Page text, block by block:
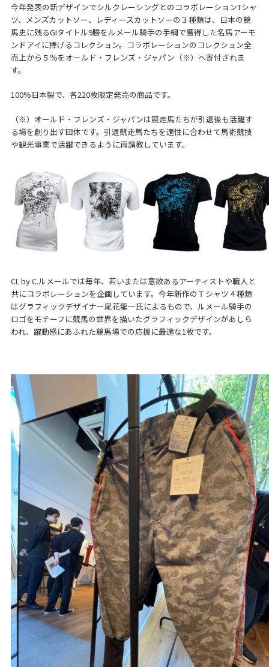
今年発表の新デザインでシルクレーシングとのコラボレーションTシャ
ツ、メンズカットソー、レディースカットソーの３種類は、日本の競
馬史に残るGIタイトル9勝をルメール騎手の手綱で獲得した名馬アーモ
ンドアイに捧げるコレクション。コラボレーションのコレクション全
売上から５％をオールド・フレンズ・ジャパン（※）へ寄付されま
す。
100%日本製で、各220枚限定発売の商品です。
（※）オールド・フレンズ・ジャパンは競走馬たちが引退後も活躍す
る場を創り出す団体です。引退競走馬たちを適性に合わせて馬術競技
や観光事業で活躍できるように再調教しています。
CL by C.ルメールでは毎年、若いまたは意欲あるアーティストや職人と
共にコラボレーションを企画しています。今年新作のＴシャツ４種類
はグラフィックデザイナー尾花龍一氏によるもので、ルメール騎手の
ロゴをモチーフに競馬の世界を描いたグラフィックデザインがあしら
われ、躍動感にあふれた競馬場での応援に最適な1枚です。